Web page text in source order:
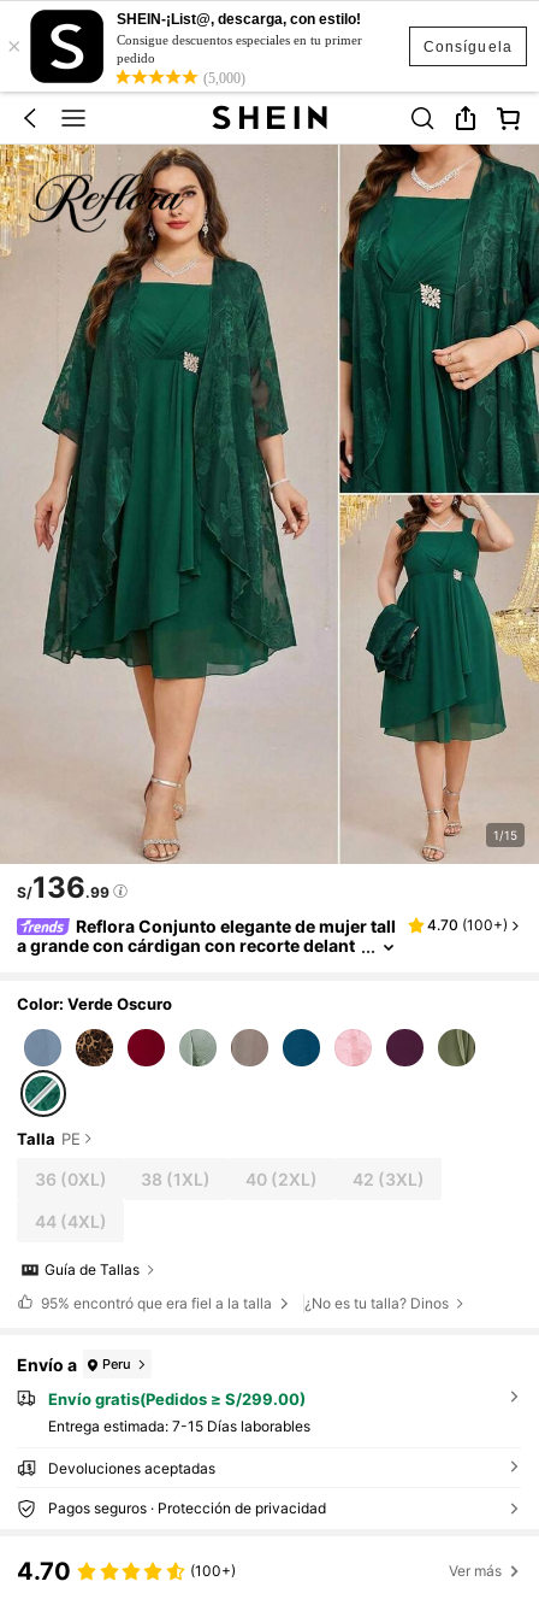
Consíguela
×
SHEIN-¡List@, descarga, con estilo!
Consigue descuentos especiales en tu primer
pedido
(5,000)
1/15
S/136.99
Reflora Conjunto elegante de mujer tall
a grande con cárdigan con recorte delant
4.70 (100+)
Color: Verde Oscuro
Talla PE
36 (0XL) 38 (1XL) 40(2XL) 42 (3XL)
44(4XL)
Guía de Tallas
95% encontró que era fiel a la talla ¿No es tu talla? Dinos
Envío a Peru
Envío gratis(Pedidos ≥ S/299.00)
Entrega estimada: 7-15 Días laborables
Devoluciones aceptadas
Pagos seguros · Protección de privacidad
4.70 (100+) Ver más